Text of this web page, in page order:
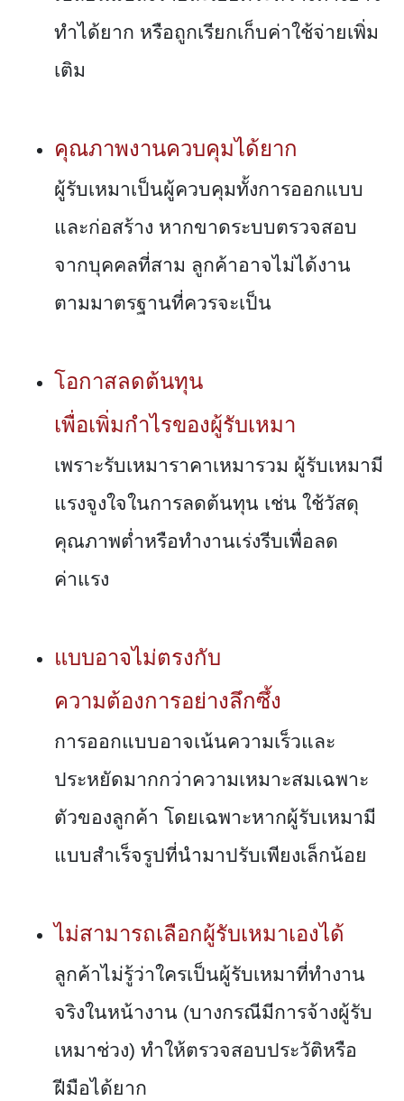
ทำได้ยาก หรือถูกเรียกเก็บค่าใช้จ่ายเพิ่ม
เติม
คุณภาพงานควบคุมได้ยาก
ผู้รับเหมาเป็นผู้ควบคุมทั้งการออกแบบ
และก่อสร้าง หากขาดระบบตรวจสอบ
จากบุคคลที่สาม ลูกค้าอาจไม่ได้งาน
ตามมาตรฐานที่ควรจะเป็น
โอกาสลดต้นทุน
เพื่อเพิ่มกำไรของผู้รับเหมา
เพราะรับเหมาราคาเหมารวม ผู้รับเหมามี
แรงจูงใจในการลดต้นทุน เช่น ใช้วัสดุ
คุณภาพต่ำหรือทำงานเร่งรีบเพื่อลด
ค่าแรง
แบบอาจไม่ตรงกับ
ความต้องการอย่างลึกซึ้ง
การออกแบบอาจเน้นความเร็วและ
ประหยัดมากกว่าความเหมาะสมเฉพาะ
ตัวของลูกค้า โดยเฉพาะหากผู้รับเหมามี
แบบสำเร็จรูปที่นำมาปรับเพียงเล็กน้อย
ไม่สามารถเลือกผู้รับเหมาเองได้
ลูกค้าไม่รู้ว่าใครเป็นผู้รับเหมาที่ทำงาน
จริงในหน้างาน (บางกรณีมีการจ้างผู้รับ
เหมาช่วง) ทำให้ตรวจสอบประวัติหรือ
ฝีมือได้ยาก